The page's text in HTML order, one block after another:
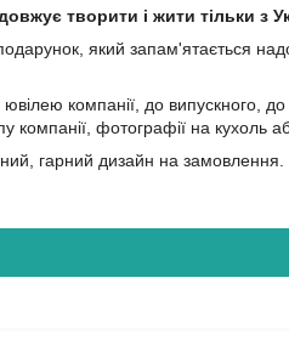
творити і жити тільки з
який запам'ятається
компанії, до випускного,
фотографії на кухоль
гарний дизайн на замовлення.